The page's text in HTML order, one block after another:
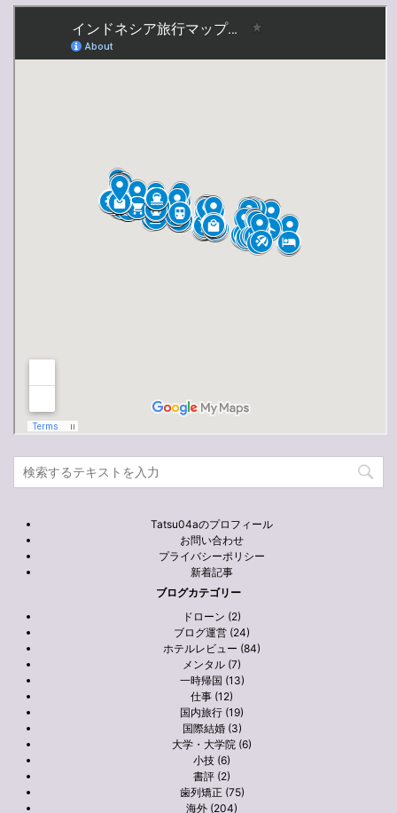
Tatsu04aのプロフィール
お問い合わせ
プライバシーポリシー
新着記事
ブログカテゴリー
ドローン (2)
ブログ運営 (24)
ホテルレビュー (84)
メンタル (7)
一時帰国 (13)
仕事 (12)
国内旅行 (19)
国際結婚 (3)
大学・大学院 (6)
小技 (6)
書評 (2)
歯列矯正 (75)
海外 (204)